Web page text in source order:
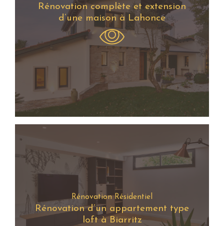
Rénovation complète et extension
d’une maison à Lahonce
Rénovation Résidentiel
Rénovation d’un appartement type
loft à Biarritz